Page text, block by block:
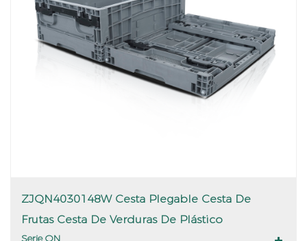
ZJQN4030148W Cesta Plegable Cesta De
Frutas Cesta De Verduras De Plástico
Serie QN